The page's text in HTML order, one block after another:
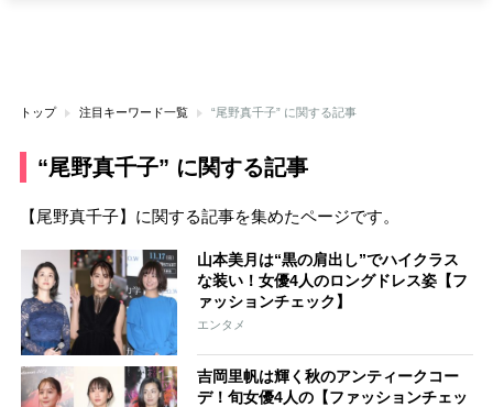
トップ 注目キーワード一覧 “尾野真千子” に関する記事
“尾野真千子” に関する記事
【尾野真千子】に関する記事を集めたページです。
山本美月は“黒の肩出し”でハイクラス
な装い！女優4人のロングドレス姿【フ
ァッションチェック】
エンタメ
吉岡里帆は輝く秋のアンティークコー
デ！旬女優4人の【ファッションチェッ